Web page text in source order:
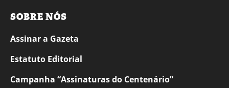
SOBRE NÓS
Assinar a Gazeta
Estatuto Editorial
Campanha “Assinaturas do Centenário”